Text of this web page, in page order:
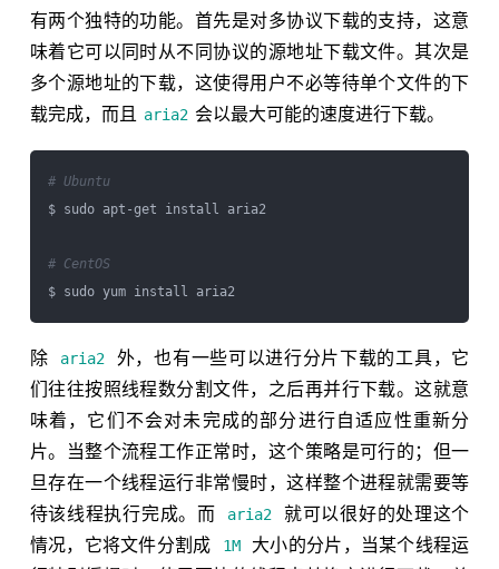
有两个独特的功能。首先是对多协议下载的支持，这意
味着它可以同时从不同协议的源地址下载文件。其次是
多个源地址的下载，这使得用户不必等待单个文件的下
载完成，而且
aria2 会以最大可能的速度进行下载。
# Ubuntu
$ sudo apt-get install aria2
# CentOS
除 aria2
外，也有一些可以进行分片下载的工具，它
们往往按照线程数分割文件，之后再并行下载。这就意
味着，它们不会对未完成的部分进行自适应性重新分
片。当整个流程工作正常时，这个策略是可行的；但一
旦存在一个线程运行非常慢时，这样整个进程就需要等
待该线程执行完成。而
aria2
就可以很好的处理这个
情况，它将文件分割成
1M
大小的分片，当某个线程运